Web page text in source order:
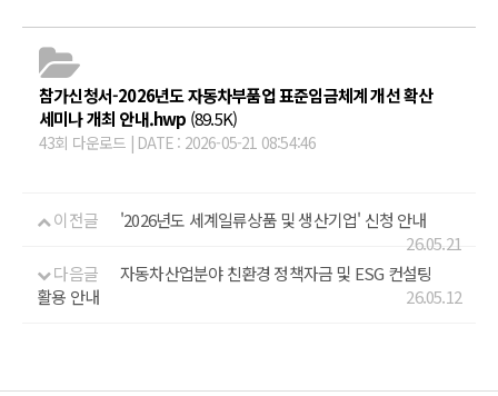
참가신청서-2026년도 자동차부품업 표준임금체계 개선 확산
세미나 개최 안내.hwp (89.5K)
43회 다운로드 | DATE : 2026-05-21 08:54:46
이전글
'2026년도 세계일류상품 및 생산기업' 신청 안내
26.05.21
다음글
자동차산업분야 친환경 정책자금 및 ESG 컨설팅
활용 안내
26.05.12